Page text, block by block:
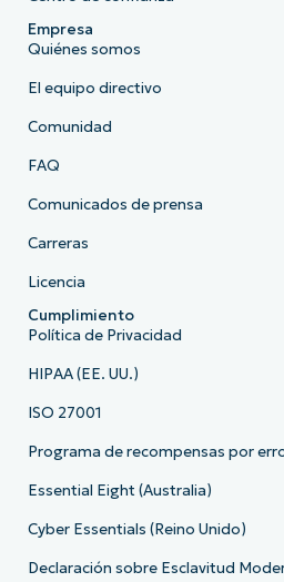
Empresa
Quiénes somos
El equipo directivo
Comunidad
FAQ
Comunicados de prensa
Carreras
Licencia
Cumplimiento
Política de Privacidad
HIPAA (EE. UU.)
ISO 27001
Programa de recompensas por
Essential Eight (Australia)
Cyber Essentials (Reino Unido)
Declaración sobre Esclavitud